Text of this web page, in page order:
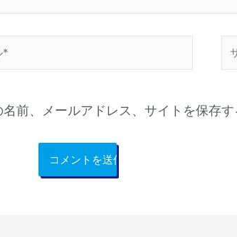
サ
前、メールアドレス、サイトを保存